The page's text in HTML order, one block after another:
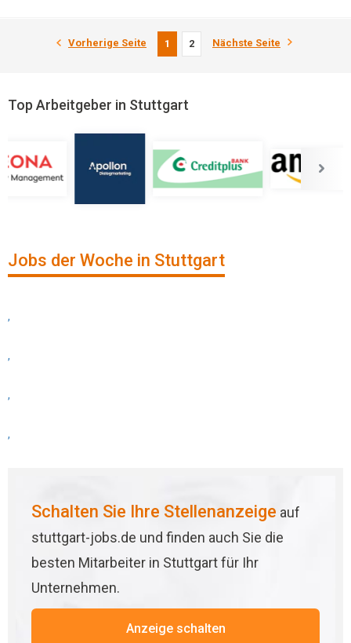
Vorherige Seite 1 2 Nächste Seite
Top Arbeitgeber in Stuttgart
Jobs der Woche in Stuttgart
,
,
,
,
Schalten Sie Ihre Stellenanzeige auf
stuttgart-jobs.de und finden auch Sie die
besten Mitarbeiter in Stuttgart für Ihr
Unternehmen.
Anzeige schalten